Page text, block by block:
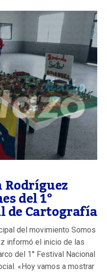
del 1°
de Cartografía
del movimiento Somos
informó el inicio de las
del 1° Festival Nacional
«Hoy vamos a mostrar